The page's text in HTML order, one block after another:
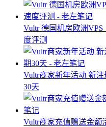
Vultr 德国机房欧洲
度评测
Vultr商家新年活动 新
30天
Vultr商家充值赠送金额